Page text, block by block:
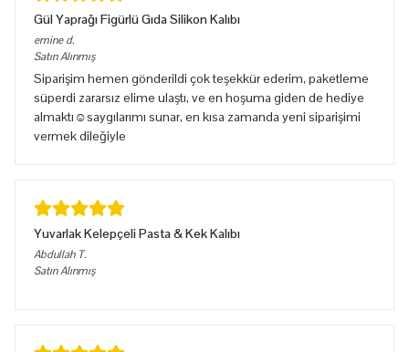
Gül Yaprağı Figürlü Gıda Silikon Kalıbı
emine d.
Satın Alınmış
Siparişim hemen gönderildi çok teşekkür ederim, paketleme
süperdi zararsız elime ulaştı, ve en hoşuma giden de hediye
almaktı☺️saygılarımı sunar, en kısa zamanda yeni siparişimi
vermek dileğiyle
Yuvarlak Kelepçeli Pasta & Kek Kalıbı
Abdullah T.
Satın Alınmış